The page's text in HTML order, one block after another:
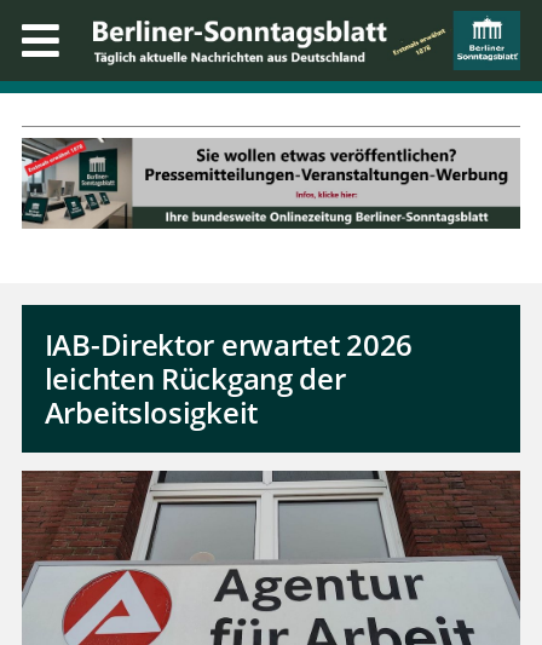
IAB-Direktor erwartet 2026
leichten Rückgang der
Arbeitslosigkeit